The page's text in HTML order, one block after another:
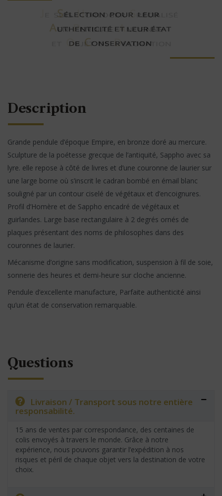
Description
Grande pendule d’époque Empire, en bronze doré au mercure.
Sculpture de la poétesse grecque de l’antiquité, Sappho avec sa
lyre. elle repose à côté de livres et d’une couronne de laurier sur
une large borne où s’inscrit le cadran bombé en émail blanc
souligné par un contour ciselé de végétaux et d’encoignures.
Profil d’Homère et de Sappho encadré de végétaux et
guirlandes. Large base rectangulaire à 2 degrés ornés de
plaques présentant des noms de philosophes dans des
couronnes de laurier.
Mécanisme d’origine sans modification, suspension à fil de soie,
sonnerie des heures et demi-heure sur cloche ancienne.
Pendule d’excellente manufacture, Parfaite authenticité ainsi
qu’un état de conservation remarquable.
Questions
Livraison / Transport sous notre entière
responsabilité.
15 ans de ventes par correspondance, des centaines de
colis envoyés à travers le monde. Grâce à notre
expérience, nous pouvons garantir l’expédition à nos
risques et péril de chaque objet vers la destination de votre
choix.